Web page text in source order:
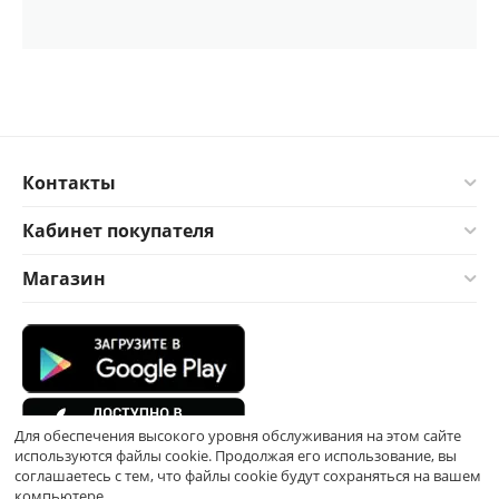
Контакты
Кабинет покупателя
Магазин
Для обеспечения высокого уровня обслуживания на этом сайте
используются файлы cookie. Продолжая его использование, вы
соглашаетесь с тем, что файлы cookie будут сохраняться на вашем